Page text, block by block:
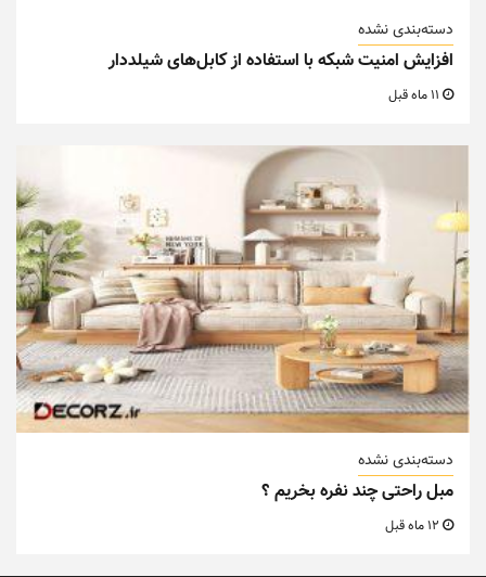
دسته‌بندی نشده
افزایش امنیت شبکه با استفاده از کابل‌های شیلددار
دسته‌بندی نشده
مبل راحتی چند نفره بخریم ؟